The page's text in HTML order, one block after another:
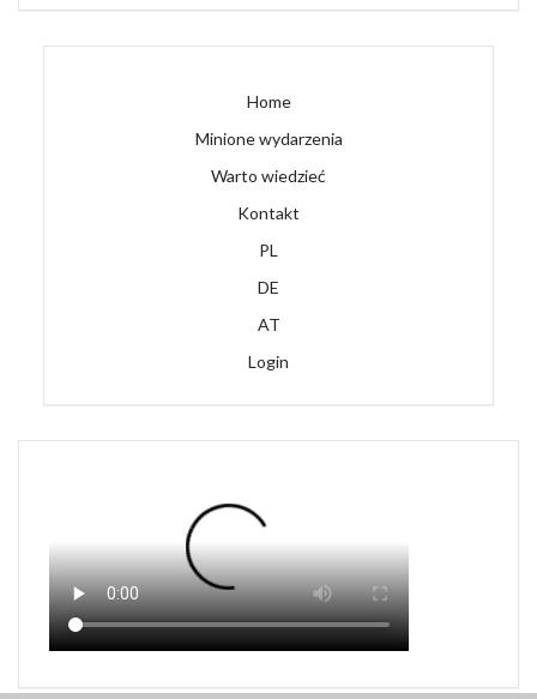
Home
Minione wydarzenia
Warto wiedzieć
Kontakt
PL
DE
AT
Login